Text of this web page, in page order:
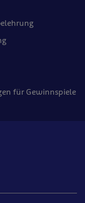
für Gewinnspiele